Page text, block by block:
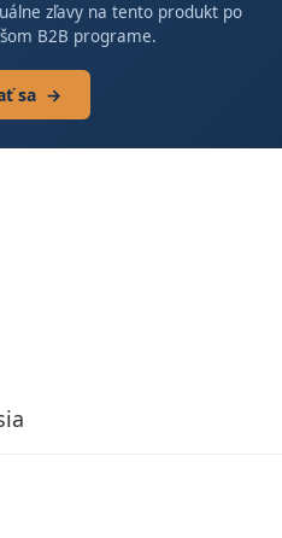
zľavy na tento produkt po
B2B programe.
sa →